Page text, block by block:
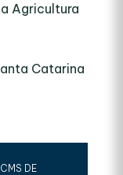
Agricultura
Catarina
DE